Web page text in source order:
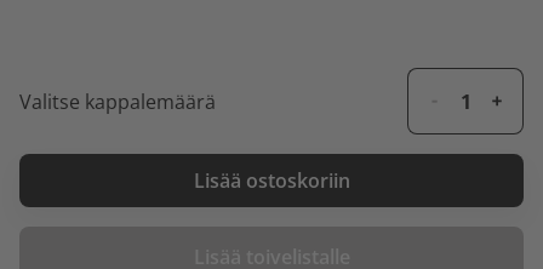
Valitse kappalemäärä
Lisää ostoskoriin
Lisää toivelistalle